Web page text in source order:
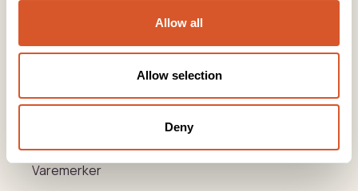
Allow all
Allow selection
Deny
Snarveier
Produkter
Varemerker